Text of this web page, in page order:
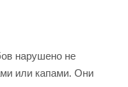
нарушено не
или капами. Они